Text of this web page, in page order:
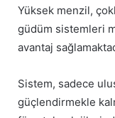
Yüksek menzil,
güdüm sistemleri
avantaj
Sistem, sadece
güçlendirmekle